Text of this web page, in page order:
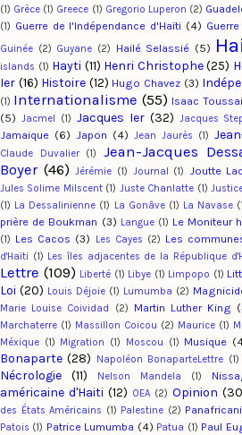
(1) Grèce (1) Greece (1) Gregorio Luperon (2)
(1) Guerre de l'Indépendance d'Haïti (4)
Guinée (2) Guyane (2) Hailé Selassié (5)
islands (1) Hayti (11) Henri Christophe (25)
Ier (16) Histoire (12) Hugo Chavez (3)
(1) Internationalisme (55) Isaac
(5) Jacmel (1) Jacques Ier (32) Jacques
Jamaique (6) Japon (4) Jean Jaurès (1)
Claude Duvalier
(1) Jean-Jacques
Boyer (46) Jérémie (1) Journal (1) Joutte
Jules Solime Milscent (1) Juste Chanlatte (1)
(1) La Dessalinienne (1) La Gonâve (1) La Navase
prière de Boukman (3) Langue (1) Le Moniteur
(1) Les Cacos (3) Les Cayes (2) Les
d'Haïti (1) Les îles adjacentes de la République
Lettre (109) Liberté (1) Libye (1) Limpopo (1)
Loi (20) Louis Déjoie (1) Lumumba (2)
Marie Louise Coividad
(2) Martin Luther King
Marchaterre (1) Massillon Coicou (2) Maurice (1)
Méxique (1) Migration (1) Moscou (1) Musique
Bonaparte (28) Napoléon BonaparteLettre (1)
Nécrologie (11) Nelson Mandela (1)
américaine d'Haiti (12) OEA (2) Opinion
des États Américains (1) Palestine (2)
Patois (1) Patrice Lumumba (4) Patua (1) Paul